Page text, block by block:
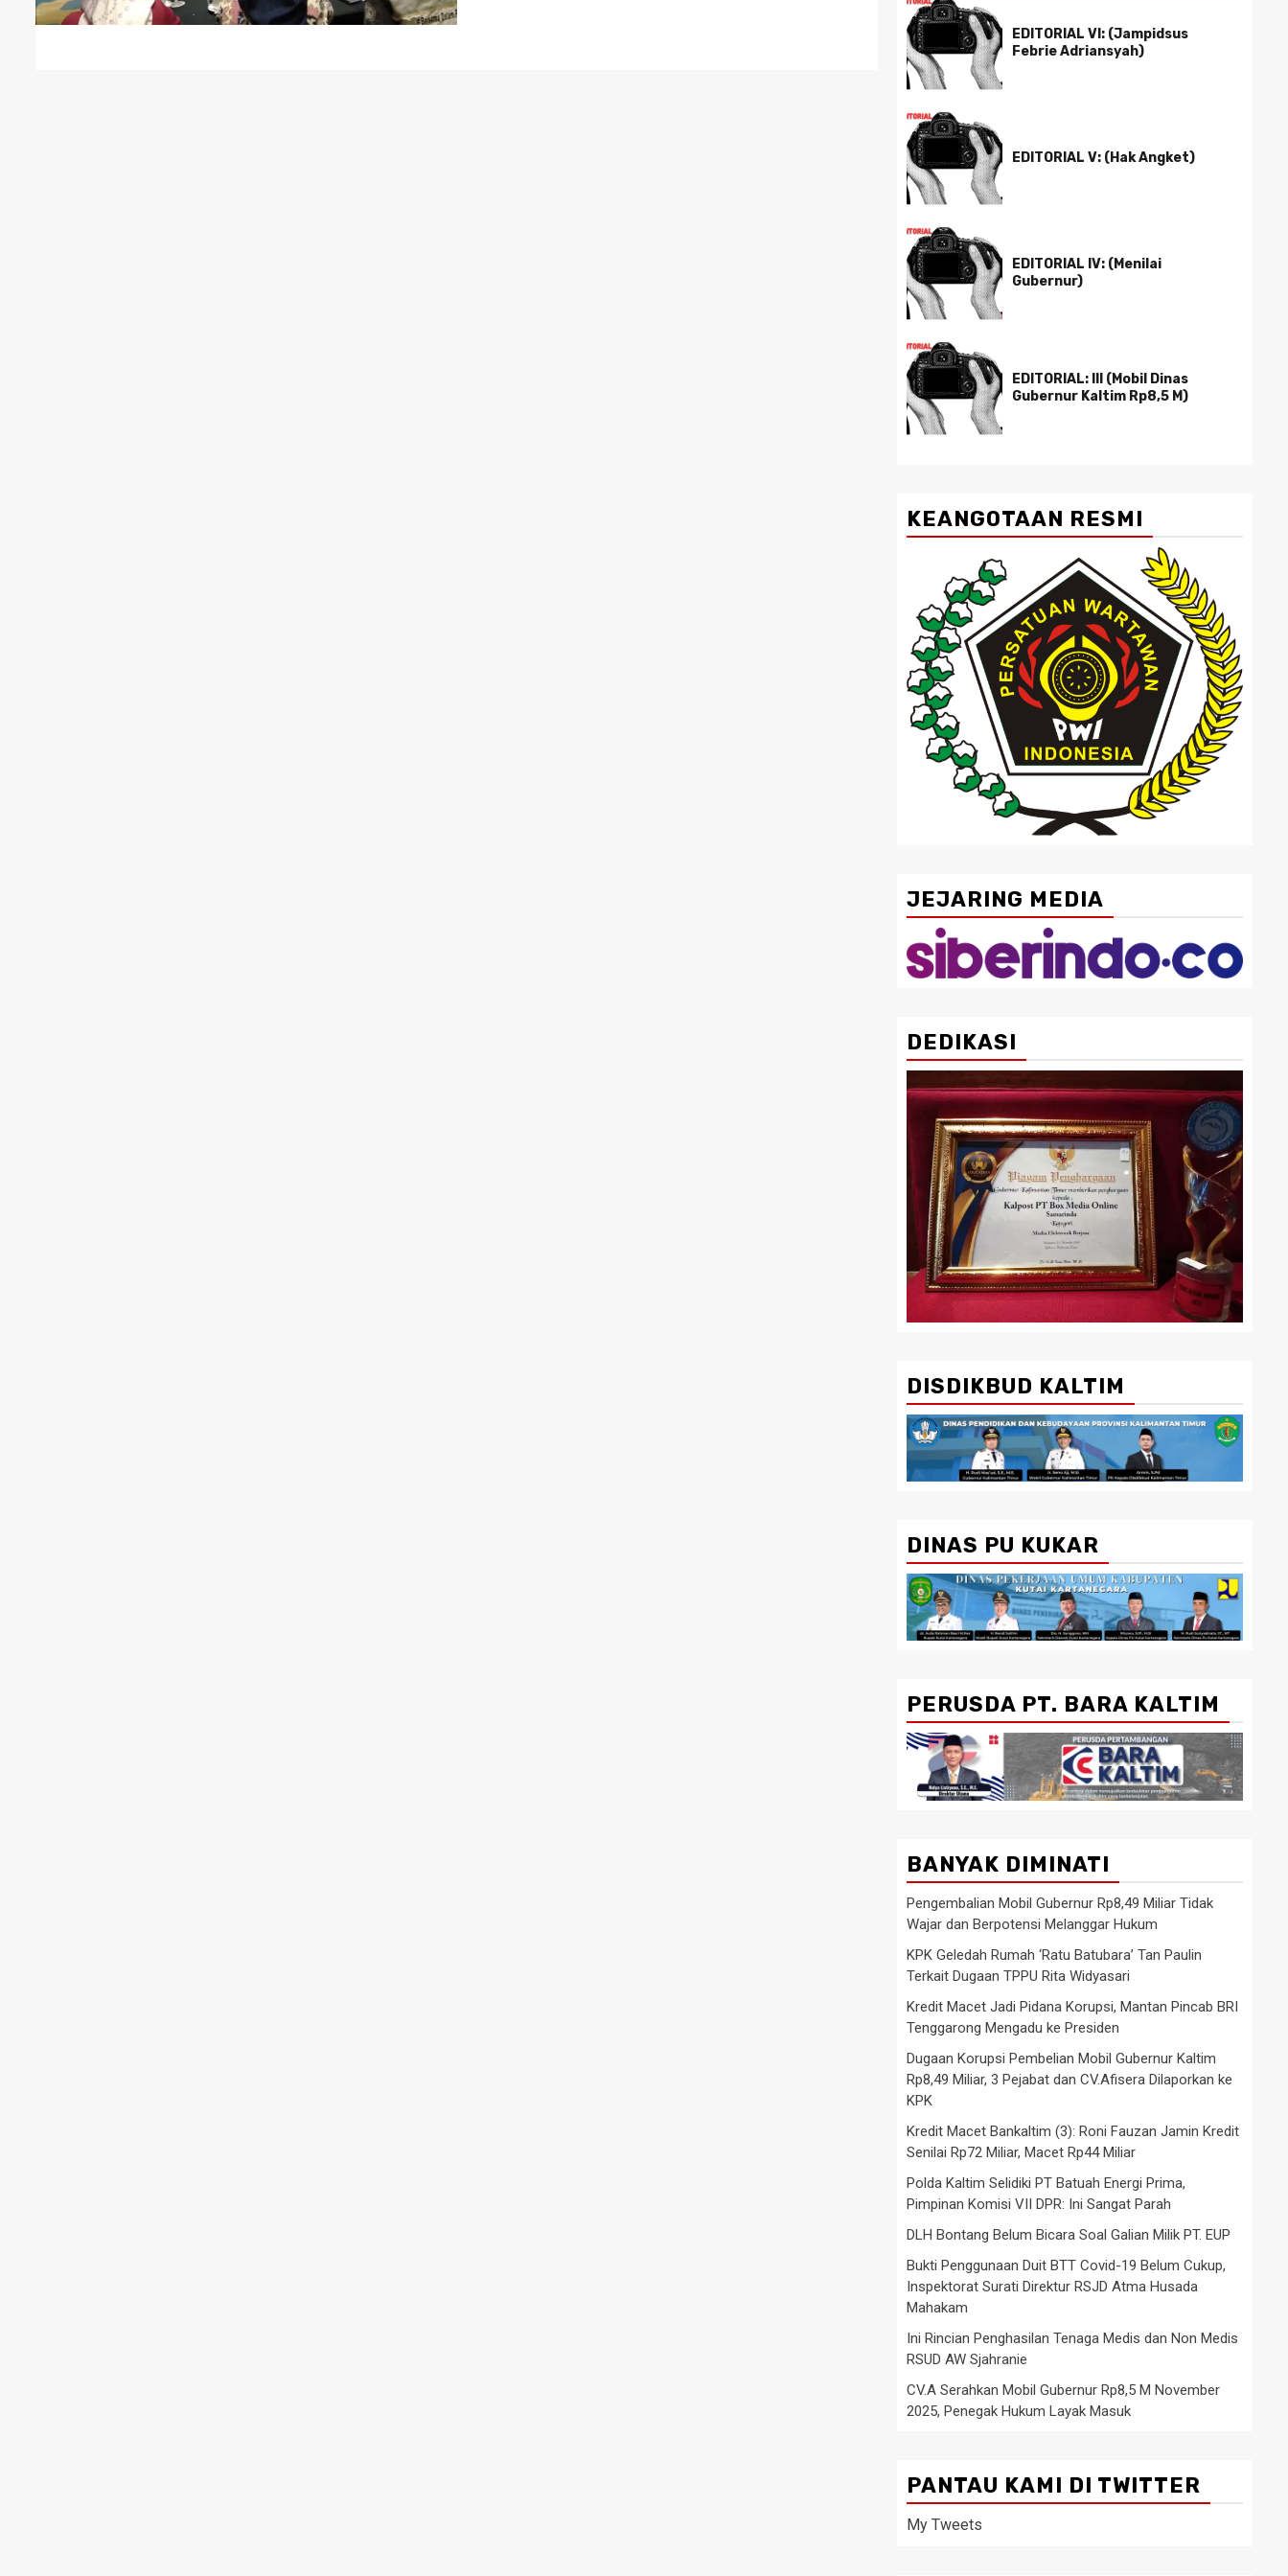
EDITORIAL VI: (Jampidsus
Febrie Adriansyah)
EDITORIAL V: (Hak Angket)
EDITORIAL IV: (Menilai
Gubernur)
EDITORIAL: III (Mobil Dinas
Gubernur Kaltim Rp8,5 M)
KEANGOTAAN RESMI
JEJARING MEDIA
DEDIKASI
DISDIKBUD KALTIM
DINAS PU KUKAR
PERUSDA PT. BARA KALTIM
BANYAK DIMINATI
Pengembalian Mobil Gubernur Rp8,49 Miliar Tidak
Wajar dan Berpotensi Melanggar Hukum
KPK Geledah Rumah ‘Ratu Batubara’ Tan Paulin
Terkait Dugaan TPPU Rita Widyasari
Kredit Macet Jadi Pidana Korupsi, Mantan Pincab BRI
Tenggarong Mengadu ke Presiden
Dugaan Korupsi Pembelian Mobil Gubernur Kaltim
Rp8,49 Miliar, 3 Pejabat dan CV.Afisera Dilaporkan ke
KPK
Kredit Macet Bankaltim (3): Roni Fauzan Jamin Kredit
Senilai Rp72 Miliar, Macet Rp44 Miliar
Polda Kaltim Selidiki PT Batuah Energi Prima,
Pimpinan Komisi VII DPR: Ini Sangat Parah
DLH Bontang Belum Bicara Soal Galian Milik PT. EUP
Bukti Penggunaan Duit BTT Covid-19 Belum Cukup,
Inspektorat Surati Direktur RSJD Atma Husada
Mahakam
Ini Rincian Penghasilan Tenaga Medis dan Non Medis
RSUD AW Sjahranie
CV.A Serahkan Mobil Gubernur Rp8,5 M November
2025, Penegak Hukum Layak Masuk
PANTAU KAMI DI TWITTER
My Tweets